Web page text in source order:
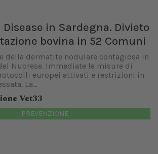
in Sardegna. Divieto
bovina in 52 Comuni
della dermatite nodulare contagiosa in
Nuorese. Immediate le misure di
europei attivati e restrizioni in
La...
Vet33
PREVENZIONE